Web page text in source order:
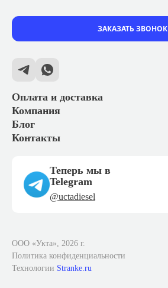
Оплата и доставка
Компания
Блог
Контакты
ЗАКАЗАТЬ ЗВОНОК
Теперь мы в
Telegram
@uctadiesel
ООО «Укта», 2026 г.
Политика конфиденциальности
Технологии Stranke.ru